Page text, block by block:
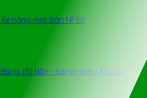
Xe nâng mặt bàn NF50
Bảng chỉ dẫn - bảng menu A3 inox